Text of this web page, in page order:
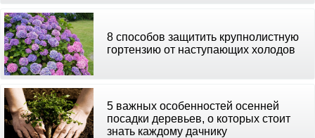
8 способов защитить крупнолистную
гортензию от наступающих холодов
5 важных особенностей осенней
посадки деревьев, о которых стоит
знать каждому дачнику